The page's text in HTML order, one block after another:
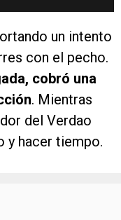
un intento
con el pecho.
cobró una
. Mientras
del Verdao
y hacer tiempo.